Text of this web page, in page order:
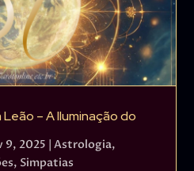
– A Iluminação do
9, 2025 |Astrologia,
, Simpatias